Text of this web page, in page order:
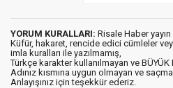
YORUM KURALLARI: Risale Haber
Küfür, hakaret, rencide edici cümleler
imla kuralları ile yazılmamış,
Türkçe karakter kullanılmayan ve BÜYÜK
Adınız kısmına uygun olmayan ve
Anlayışınız için teşekkür ederiz.